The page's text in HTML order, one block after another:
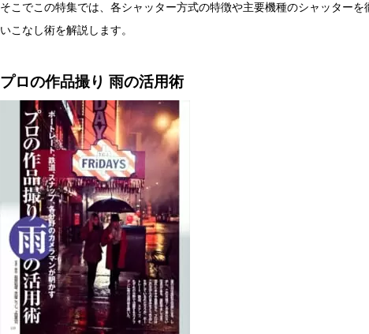
そこでこの特集では、各シャッター方式の特徴や主要機種のシャッター
いこなし術を解説します。
プロの作品撮り 雨の活用術